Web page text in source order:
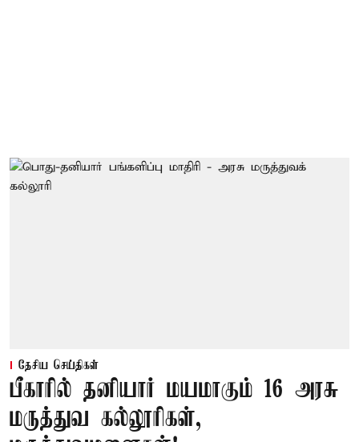
தேசிய செய்திகள்
பீகாரில் தனியார் மயமாகும் 16 அரசு
மருத்துவ கல்லூரிகள்,